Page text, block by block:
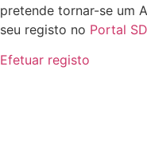
pretende tornar-se um
seu registo no Portal
Efetuar registo